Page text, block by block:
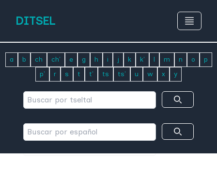
DITSEL
a b ch ch' e g h i j k k' l m n o
p
p'
r s t t' ts ts' u w x y